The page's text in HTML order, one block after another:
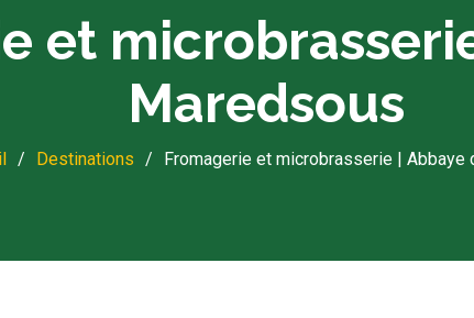
et
Maredsous
Destinations Fromagerie et microbrasserie | Abbaye